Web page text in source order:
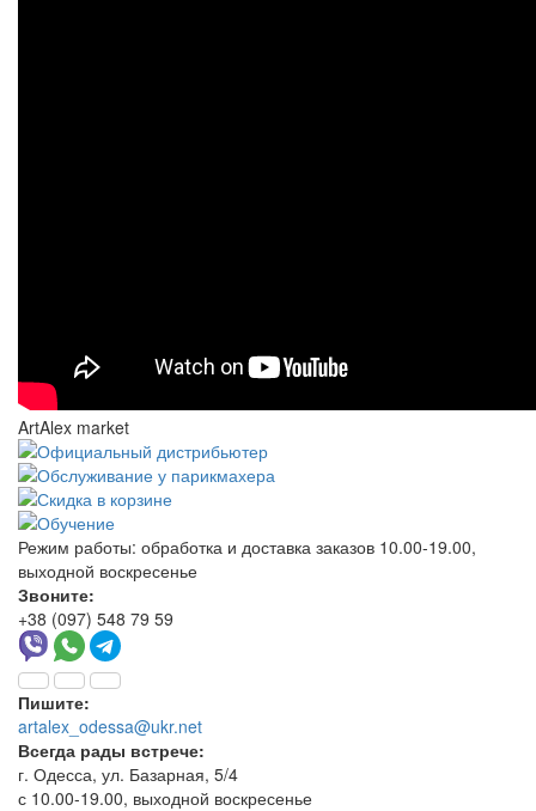
ArtAlex market
Режим работы: обработка и доставка заказов 10.00-19.00,
выходной воскресенье
Звоните:
+38 (097) 548 79 59
Пишите:
artalex_odessa@ukr.net
Всегда рады встрече:
г. Одесса, ул. Базарная, 5/4
с 10.00-19.00, выходной воскресенье